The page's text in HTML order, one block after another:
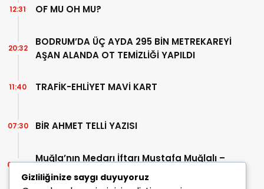
OF MU OH MU?
12:31
BODRUM’DA ÜÇ AYDA 295 BİN METREKAREYİ
AŞAN ALANDA OT TEMİZLİĞİ YAPILDI
20:32
TRAFİK-EHLİYET MAVİ KART
11:40
BİR AHMET TELLİ YAZISI
07:30
Muğla’nın Medarı İftarı Mustafa Muğlalı –
İçinde “Milas” geçen kitaplar (40/2)
06:45
Gizliliğinize saygı duyuyoruz